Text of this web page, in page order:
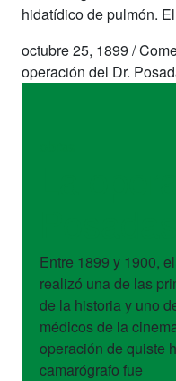
hidatí­dico de pulmón.
octubre 25, 1899 /
operación del Dr.
Entre 1899 y 1900,
realizó una de las
de la historia y uno
médicos de la
operación de quiste
camarógrafo fue